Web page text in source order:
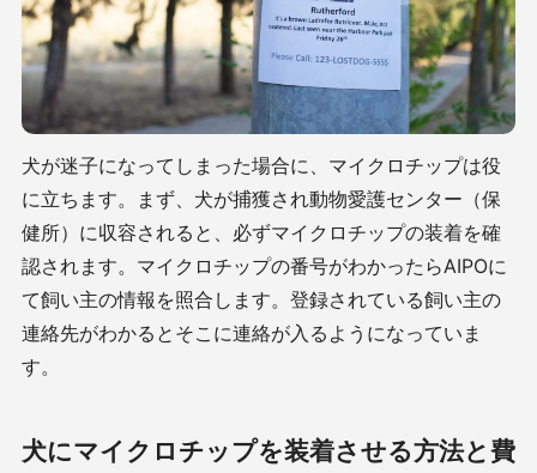
犬が迷子になってしまった場合に、マイクロチップは役
に立ちます。まず、犬が捕獲され動物愛護センター（保
健所）に収容されると、必ずマイクロチップの装着を確
認されます。マイクロチップの番号がわかったらAIPOに
て飼い主の情報を照合します。登録されている飼い主の
連絡先がわかるとそこに連絡が入るようになっていま
す。
犬にマイクロチップを装着させる方法と費